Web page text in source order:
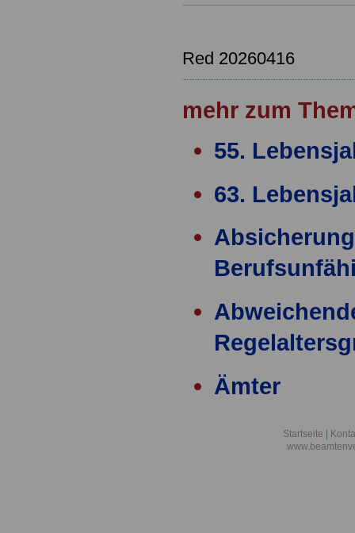
Red 20260416
mehr zum
55.
63.
Ämter
Startseite